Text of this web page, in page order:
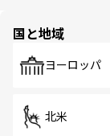
で、
国と地域
ヨーロッパ
北米